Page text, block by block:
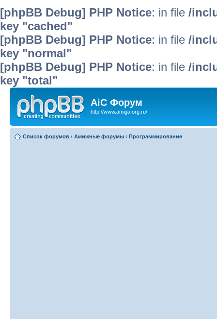
[phpBB Debug] PHP Notice: in file /
key "cached"
[phpBB Debug] PHP Notice: in file /
key "normal"
[phpBB Debug] PHP Notice: in file /
key "total"
AiC Форум
http://www.amiga.org.ru/
Список форумов ‹ Амижные форумы ‹ Программирование